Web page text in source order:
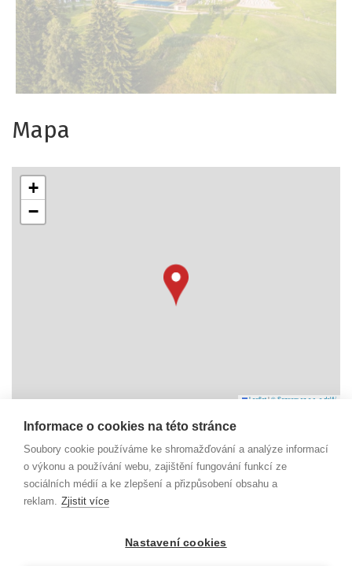
Mapa
+
−
Leaflet|© Seznam.cz a.s. a další
Náměstí Svobody 6
738 01 Frýdek-Místek
IČO: 29392055
dm@beskydy-info.cz
Informace o cookies na této stránce
Soubory cookie používáme ke shromažďování a analýze informací
o výkonu a používání webu, zajištění fungování funkcí ze
sociálních médií a ke zlepšení a přizpůsobení obsahu a
reklam. Zjistit více
Nastavení cookies